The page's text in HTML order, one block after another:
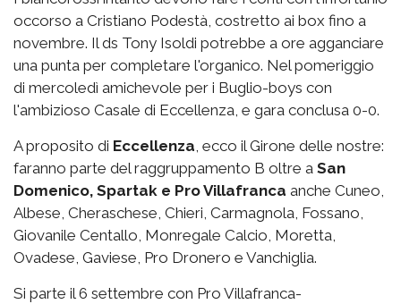
occorso a Cristiano Podestà, costretto ai box fino a
novembre. Il ds Tony Isoldi potrebbe a ore agganciare
una punta per completare l'organico. Nel pomeriggio
di mercoledì amichevole per i Buglio-boys con
l'ambizioso Casale di Eccellenza, e gara conclusa 0-0.
A proposito di Eccellenza, ecco il Girone delle nostre:
faranno parte del raggruppamento B oltre a San
Domenico, Spartak e Pro Villafranca anche Cuneo,
Albese, Cheraschese, Chieri, Carmagnola, Fossano,
Giovanile Centallo, Monregale Calcio, Moretta,
Ovadese, Gaviese, Pro Dronero e Vanchiglia.
Si parte il 6 settembre con Pro Villafranca-